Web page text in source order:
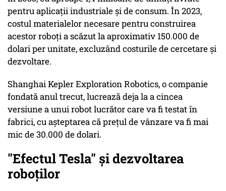
pentru aplicații industriale și de consum. În 2023,
costul materialelor necesare pentru construirea
acestor roboți a scăzut la aproximativ 150.000 de
dolari per unitate, excluzând costurile de cercetare și
dezvoltare.
Shanghai Kepler Exploration Robotics, o companie
fondată anul trecut, lucrează deja la a cincea
versiune a unui robot lucrător care va fi testat în
fabrici, cu așteptarea că prețul de vânzare va fi mai
mic de 30.000 de dolari.
"Efectul Tesla" și dezvoltarea
roboților